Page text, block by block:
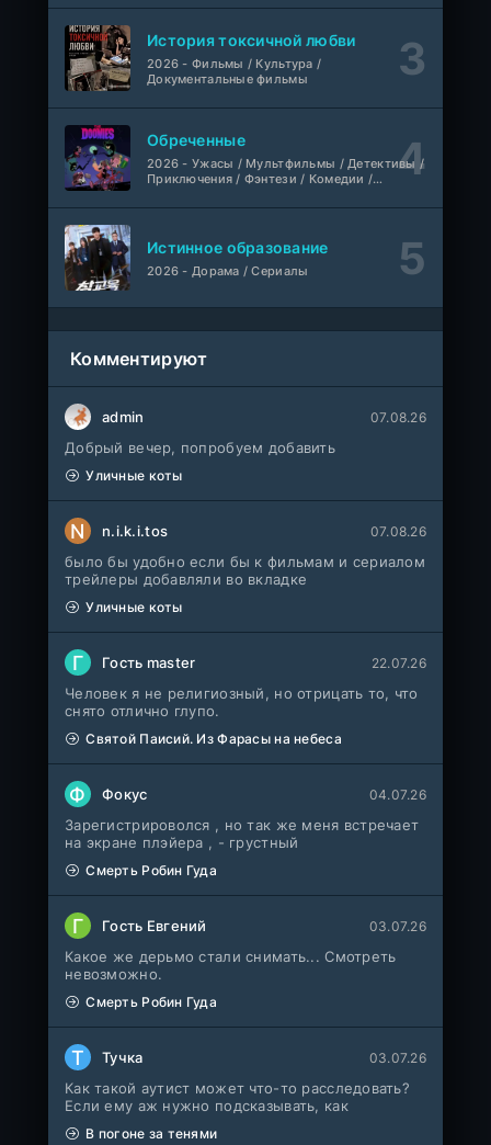
Любовь на розлив
WEB-Rip
Ольмо
Фильм
WEB-Rip
@MUZOBOZ@
1 сезон
Авто-Перевод
серия
ColdFilm
Свидания с Элис Перес
1 сезон
AniMaunt
Йоне, иногда
Фильм
WEB-Rip
Лекция
Фильм
WEB-Rip
Владыка тысячи миров
1 сезон
Везунчик
Фильм
WEB-
Неофициальный, Dragon Money Studio
Укрытие
Отверженная святая и её гастрономическое путешествие в другом мире
1 сезон
1-5 серия
Манипулятор, SubVost, AnimeVost, FumoDub
Игра лжецов
1 сезон мультфильм
История токсичной любви
2026 - Фильмы / Культура /
Документальные фильмы
Обреченные
2026 - Ужасы / Мультфильмы / Детективы /
Приключения / Фэнтези / Комедии /
Истинное образование
2026 - Дорама / Сериалы
Комментируют
admin 07.08.26
Добрый вечер, попробуем добавить
Уличные коты
N n.i.k.i.tos 07.08.26
было бы удобно если бы к фильмам и сериалом
трейлеры добавляли во вкладке
Уличные коты
Г Гость master 22.07.26
Человек я не религиозный, но отрицать то, что
снято отлично глупо.
Святой Паисий. Из Фарасы на небеса
Ф Фокус 04.07.26
Зарегистрироволся , но так же меня встречает
на экране плэйера , - грустный
Смерть Робин Гуда
Г Гость Евгений 03.07.26
Какое же дерьмо стали снимать... Смотреть
невозможно.
Смерть Робин Гуда
Т Тучка 03.07.26
Как такой аутист может что-то расследовать?
Если ему аж нужно подсказывать, как
В погоне за тенями